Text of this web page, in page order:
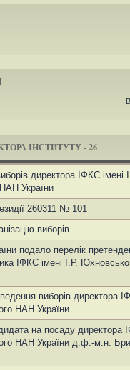
ІНСТИТУТУ - 26
директора ІФКС імені
України
260311 № 101
виборів
подало перелік
ІФКС імені І.Р.
виборів директора
НАН України
на посаду директора
НАН України д.ф.-м.н.